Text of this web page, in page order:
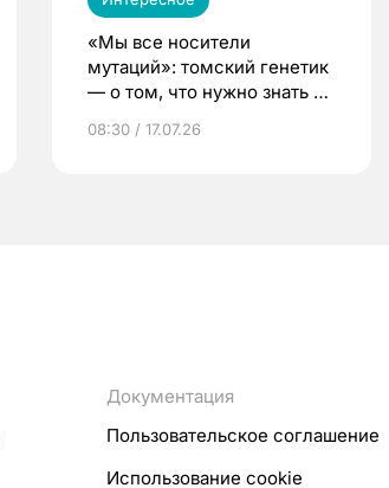
«Мы все носители
мутаций»: томский генетик
— о том, что нужно знать до
08:30 / 17.07.26
Документация
Пользовательское соглашение
Использование cookie